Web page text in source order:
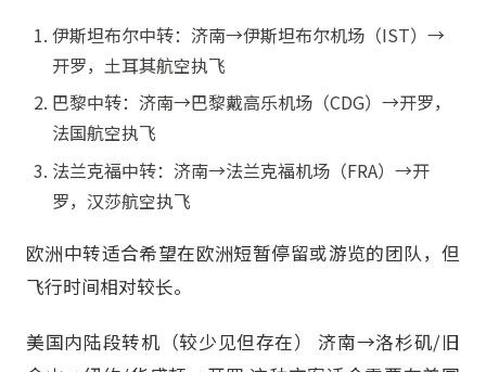
伊斯坦布尔中转：济南→伊斯坦布尔机场（IST）→
开罗，土耳其航空执飞
巴黎中转：济南→巴黎戴高乐机场（CDG）→开罗，
法国航空执飞
法兰克福中转：济南→法兰克福机场（FRA）→开
罗，汉莎航空执飞
欧洲中转适合希望在欧洲短暂停留或游览的团队，但
飞行时间相对较长。
美国内陆段转机（较少见但存在） 济南→洛杉矶/旧